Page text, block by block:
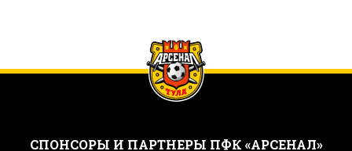
CПОНСОРЫ И ПАРТНЕРЫ ПФК «АРСЕНАЛ»